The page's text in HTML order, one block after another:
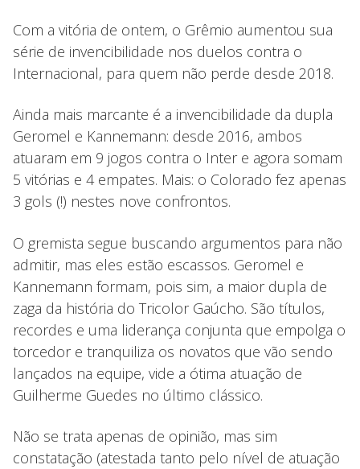
Com a vitória de ontem, o Grêmio aumentou sua
série de invencibilidade nos duelos contra o
Internacional, para quem não perde desde 2018.
Ainda mais marcante é a invencibilidade da dupla
Geromel e Kannemann: desde 2016, ambos
atuaram em 9 jogos contra o Inter e agora somam
5 vitórias e 4 empates. Mais: o Colorado fez apenas
3 gols (!) nestes nove confrontos.
O gremista segue buscando argumentos para não
admitir, mas eles estão escassos. Geromel e
Kannemann formam, pois sim, a maior dupla de
zaga da história do Tricolor Gaúcho. São títulos,
recordes e uma liderança conjunta que empolga o
torcedor e tranquiliza os novatos que vão sendo
lançados na equipe, vide a ótima atuação de
Guilherme Guedes no último clássico.
Não se trata apenas de opinião, mas sim
constatação (atestada tanto pelo nível de atuação